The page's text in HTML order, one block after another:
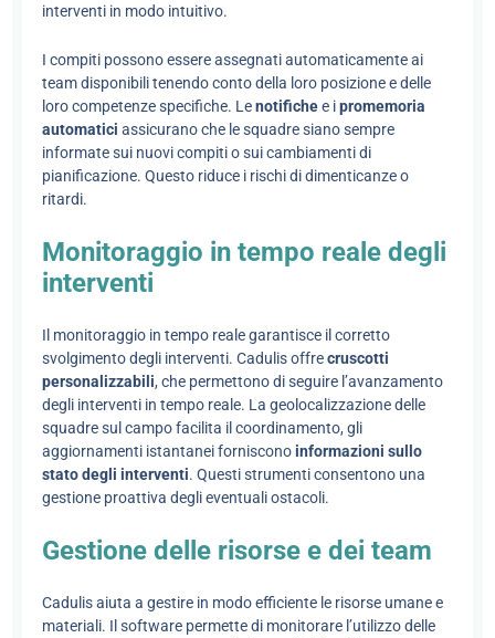
interventi in modo intuitivo.
I compiti possono essere assegnati automaticamente ai
team disponibili tenendo conto della loro posizione e delle
loro competenze specifiche. Lenotifichee ipromemoria
automatici assicurano che le squadre siano sempre
informate sui nuovi compiti o sui cambiamenti di
pianificazione. Questo riduce i rischi di dimenticanze o
ritardi.
Monitoraggio in tempo reale degli
interventi
Il monitoraggio in tempo reale garantisce il corretto
svolgimento degli interventi. Cadulis offrecruscotti
personalizzabili, che permettono di seguire l’avanzamento
degli interventi in tempo reale. La geolocalizzazione delle
squadre sul campo facilita il coordinamento, gli
aggiornamenti istantanei fornisconoinformazioni sullo
stato degli interventi. Questi strumenti consentono una
gestione proattiva degli eventuali ostacoli.
Gestione delle risorse e dei team
Cadulis aiuta a gestire in modo efficiente le risorse umane e
materiali. Il software permette di monitorare l’utilizzo delle